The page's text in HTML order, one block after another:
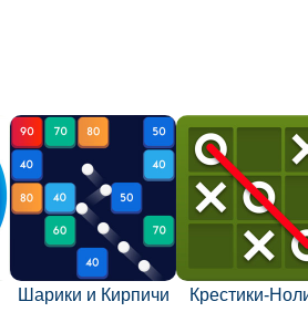
Шарики и Кирпичи Крестики-